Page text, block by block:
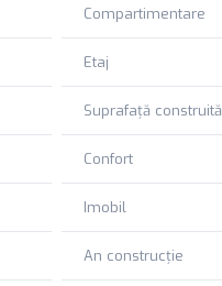
Compartimentare
Etaj
Suprafață construită
Confort
Imobil
An construcție